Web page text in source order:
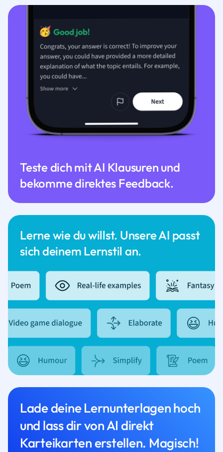
Lerne wie du willst. Unsere AI passt
sich deinem Lernstil an.
Teste dich mit AI Klausuren und
bekomme direktes Feedback.
Lade deine Lernunterlagen hoch
und lass dir von AI direkt
Karteikarten erstellen. Magisch!